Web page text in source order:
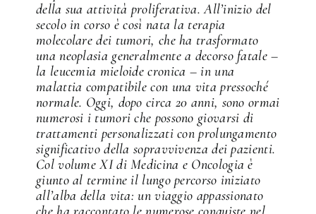
della sua attività proliferativa. All’inizio del
secolo in corso è così nata la terapia
molecolare dei tumori, che ha trasformato
una neoplasia generalmente a decorso fatale –
la leucemia mieloide cronica – in una
malattia compatibile con una vita pressoché
normale. Oggi, dopo circa 20 anni, sono ormai
numerosi i tumori che possono giovarsi di
trattamenti personalizzati con prolungamento
significativo della sopravvivenza dei pazienti.
Col volume XI di Medicina e Oncologia è
giunto al termine il lungo percorso iniziato
all’alba della vita: un viaggio appassionato